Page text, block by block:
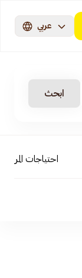
عربي
ابحث
احتياجات المرأة